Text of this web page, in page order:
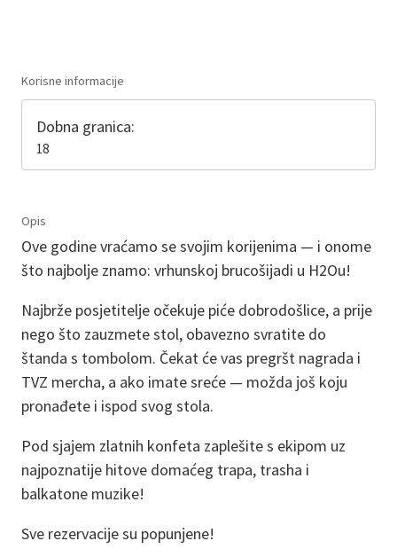
Korisne informacije
Dobna granica:
18
Opis
Ove godine vraćamo se svojim korijenima — i onome
što najbolje znamo: vrhunskoj brucošijadi u H2Ou!
Najbrže posjetitelje očekuje piće dobrodošlice, a prije
nego što zauzmete stol, obavezno svratite do
štanda s tombolom. Čekat će vas pregršt nagrada i
TVZ mercha, a ako imate sreće — možda još koju
pronađete i ispod svog stola.
Pod sjajem zlatnih konfeta zaplešite s ekipom uz
najpoznatije hitove domaćeg trapa, trasha i
balkatone muzike!
Sve rezervacije su popunjene!